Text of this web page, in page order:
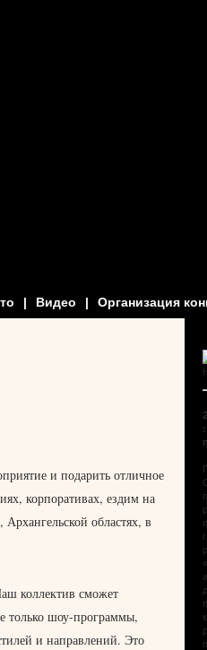
| Видео | Организация
и подарить отличное
корпоративах, ездим на
областях, в
коллектив сможет
только шоу-программы,
и направлений. Это